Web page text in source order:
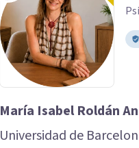
María Isabel Roldán
Universidad de